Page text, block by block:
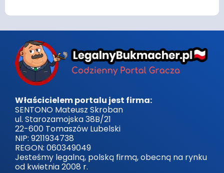
Właścicielem portalu jest firma:
SENTONO Mateusz Skroban
ul. Starozamojska 38B/21
22-600 Tomaszów Lubelski
NIP: 9211934738
REGON: 060349049
Jesteśmy legalną, polską firmą, obecną na rynku
od kwietnia 2008 r.